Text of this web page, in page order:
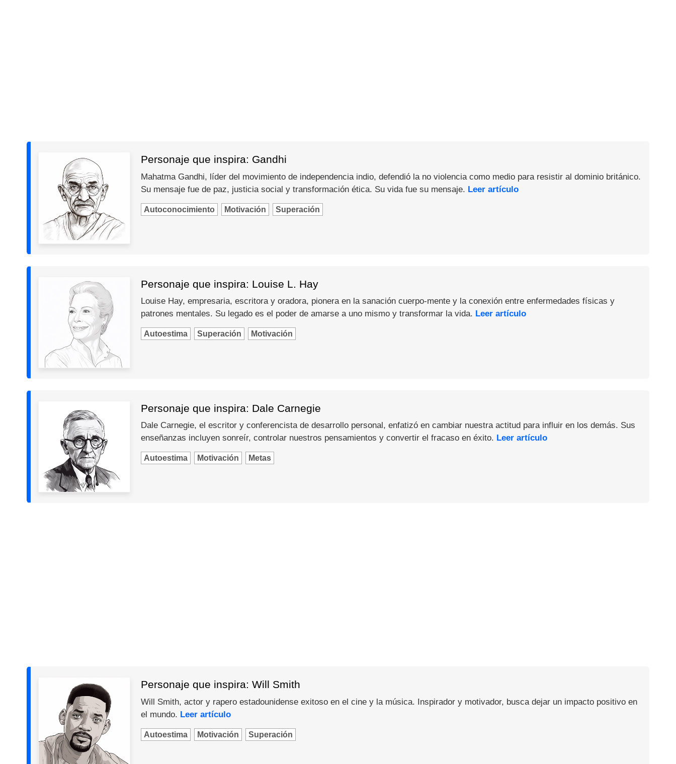
Personaje que inspira: Gandhi
Mahatma Gandhi, líder del movimiento de independencia indio, defendió la no violencia como medio para resistir al dominio británico.
Su mensaje fue de paz, justicia social y transformación ética. Su vida fue su mensaje. Leer artículo
Autoconocimiento Motivación Superación
Personaje que inspira: Louise L. Hay
Louise Hay, empresaria, escritora y oradora, pionera en la sanación cuerpo-mente y la conexión entre enfermedades físicas y
patrones mentales. Su legado es el poder de amarse a uno mismo y transformar la vida. Leer artículo
Autoestima Superación Motivación
Personaje que inspira: Dale Carnegie
Dale Carnegie, el escritor y conferencista de desarrollo personal, enfatizó en cambiar nuestra actitud para influir en los demás. Sus
enseñanzas incluyen sonreír, controlar nuestros pensamientos y convertir el fracaso en éxito. Leer artículo
Autoestima Motivación Metas
Personaje que inspira: Will Smith
Will Smith, actor y rapero estadounidense exitoso en el cine y la música. Inspirador y motivador, busca dejar un impacto positivo en
el mundo. Leer artículo
Autoestima Motivación Superación